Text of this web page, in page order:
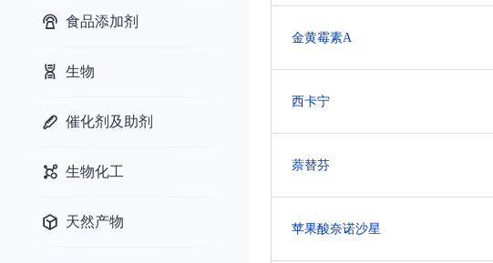
食品添加剂
生物
催化剂及助剂
生物化工
天然产物
金黄霉素A
西卡宁
萘替芬
苹果酸奈诺沙星